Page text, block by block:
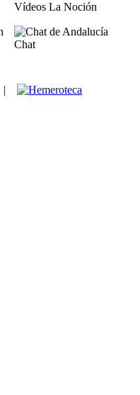
Vídeos La Noción
Chat
|